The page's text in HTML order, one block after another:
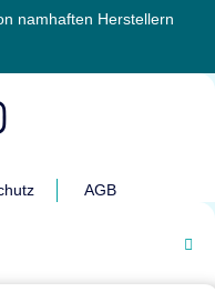
namhaften Herstellern
AGB